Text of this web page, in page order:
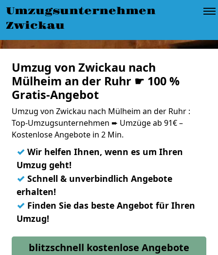
Umzugsunternehmen
Zwickau
Umzug von Zwickau nach
Mülheim an der Ruhr ☛ 100 %
Gratis-Angebot
Umzug von Zwickau nach Mülheim an der Ruhr :
Top-Umzugsunternehmen ➨ Umzüge ab 91€ –
Kostenlose Angebote in 2 Min.
✓ Wir helfen Ihnen, wenn es um Ihren
Umzug geht!
✓ Schnell & unverbindlich Angebote
erhalten!
✓ Finden Sie das beste Angebot für Ihren
Umzug!
blitzschnell kostenlose Angebote